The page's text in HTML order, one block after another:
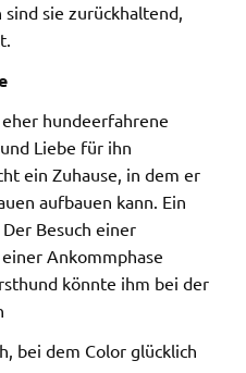
sie zurückhaltend,
hundeerfahrene
Liebe für ihn
ein Zuhause, in dem er
aufbauen kann. Ein
Besuch einer
Ankommphase
könnte ihm bei der
bei dem Color glücklich